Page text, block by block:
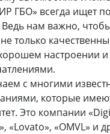
ГБО» всегда ищет
Ведь нам важно,
только
настроении и
с многими
которые
Это компании
«Lovato», «OMVL» и